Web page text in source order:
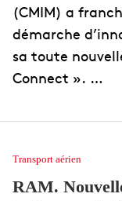
(CMIM) a
démarche
sa toute
Connect ». …
Transport aérien
RAM.